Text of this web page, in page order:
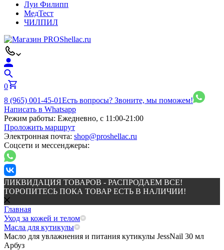
Луи Филипп
МедТест
ЧИЛПИЛ
0
8 (965) 001-45-01Есть вопросы? Звоните, мы поможем!
Написать в Whatsapp
Режим работы: Ежедневно, с 11:00-21:00
Проложить маршрут
Электронная почта: shop@proshellac.ru
Соцсети и мессенджеры:
ЛИКВИДАЦИЯ ТОВАРОВ - РАСПРОДАЕМ ВСЕ!
ТОРОПИТЕСЬ ПОКА ТОВАР ЕСТЬ В НАЛИЧИИ!
Главная
Уход за кожей и телом
Масла для кутикулы
Масло для увлажнения и питания кутикулы JessNail 30 мл
Арбуз